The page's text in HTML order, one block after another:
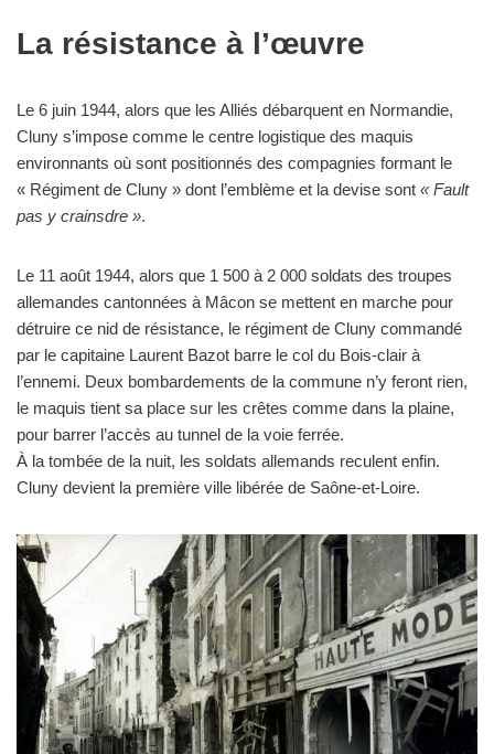
La résistance à l’œuvre
Le 6 juin 1944, alors que les Alliés débarquent en Normandie,
Cluny s’impose comme le centre logistique des maquis
environnants où sont positionnés des compagnies formant le
« Régiment de Cluny » dont l’emblème et la devise sont « Fault
pas y crainsdre ».
Le 11 août 1944, alors que 1 500 à 2 000 soldats des troupes
allemandes cantonnées à Mâcon se mettent en marche pour
détruire ce nid de résistance, le régiment de Cluny commandé
par le capitaine Laurent Bazot barre le col du Bois-clair à
l’ennemi. Deux bombardements de la commune n’y feront rien,
le maquis tient sa place sur les crêtes comme dans la plaine,
pour barrer l’accès au tunnel de la voie ferrée.
À la tombée de la nuit, les soldats allemands reculent enfin.
Cluny devient la première ville libérée de Saône-et-Loire.